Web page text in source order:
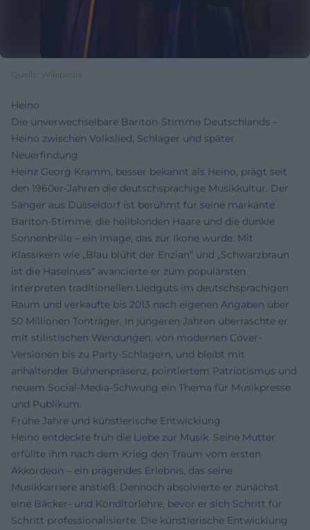
Quelle: Wikipedia
Heino
Die unverwechselbare Bariton-Stimme Deutschlands –
Heino zwischen Volkslied, Schlager und später
Neuerfindung
Heinz Georg Kramm, besser bekannt als Heino, prägt seit
den 1960er-Jahren die deutschsprachige Musikkultur. Der
Sänger aus Düsseldorf ist berühmt für seine markante
Bariton-Stimme, die hellblonden Haare und die dunkle
Sonnenbrille – ein Image, das zur Ikone wurde. Mit
Klassikern wie „Blau blüht der Enzian“ und „Schwarzbraun
ist die Haselnuss“ avancierte er zum populärsten
Interpreten traditionellen Liedguts im deutschsprachigen
Raum und verkaufte bis 2013 nach eigenen Angaben über
50 Millionen Tonträger. In jüngeren Jahren überraschte er
mit stilistischen Wendungen, von modernen Cover-
Versionen bis zu Party-Schlagern, und bleibt mit
anhaltender Bühnenpräsenz, pointiertem Patriotismus und
neuem Social-Media-Schwung ein Thema für Musikpresse
und Publikum.
Frühe Jahre und künstlerische Entwicklung
Heino entdeckte früh die Liebe zur Musik. Seine Mutter
erfüllte ihm nach dem Krieg den Traum vom ersten
Akkordeon – ein prägendes Erlebnis, das seine
Musikkarriere anstieß. Dennoch absolvierte er zunächst
eine Bäcker- und Konditorlehre, bevor er sich Schritt für
Schritt professionalisierte. Die künstlerische Entwicklung